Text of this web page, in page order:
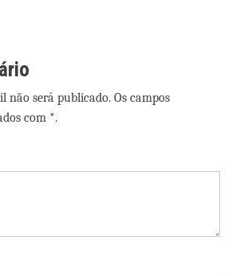
não será publicado. Os campos
com *.